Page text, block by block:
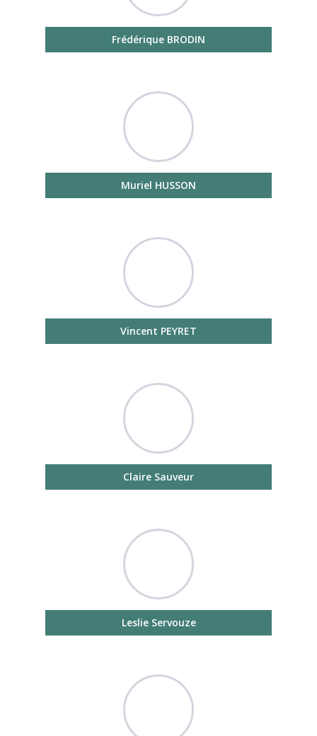
Frédérique BRODIN
Muriel HUSSON
Vincent PEYRET
Claire Sauveur
Leslie Servouze